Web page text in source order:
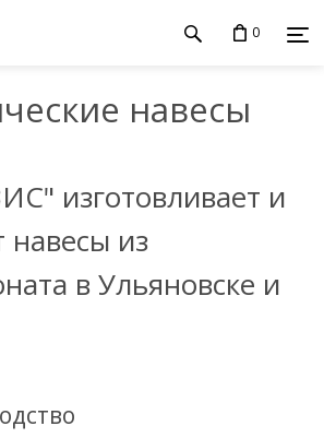
0
навесы
изготовливает и
навесы из
в Ульяновске и